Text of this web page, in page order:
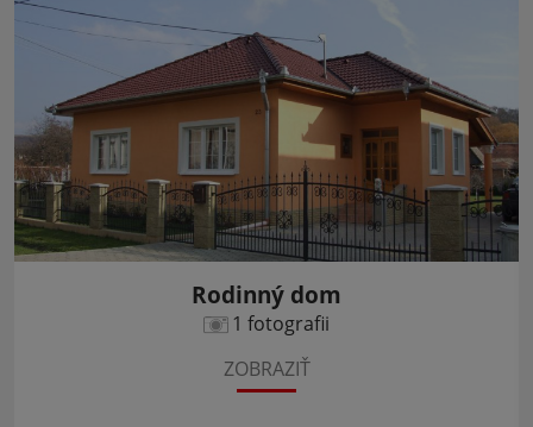
Rodinný dom
1 fotografii
ZOBRAZIŤ